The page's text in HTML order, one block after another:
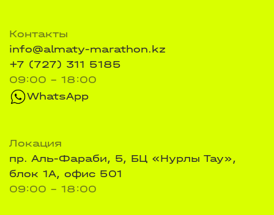
Контакты
info@almaty-marathon.kz
+7 (727) 311 5185
09:00 - 18:00
WhatsApp
Локация
пр. Аль-Фараби, 5, БЦ «Нурлы Тау»,
блок 1А, офис 501
09:00 - 18:00